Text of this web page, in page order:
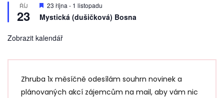
ŘÍJ
23
D
p
r
e
é
23 října - 1 listopadu
Mystická (dušičková) Bosna
Zobrazit kalendář
Zhruba 1x měsíčně odesílám souhrn novinek a
plánovaných akcí zájemcům na mail, aby vám nic